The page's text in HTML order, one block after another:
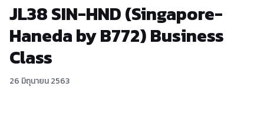
JL38 SIN-HND (Singapore-
Haneda by B772) Business
Class
26 มิถุนายน 2563